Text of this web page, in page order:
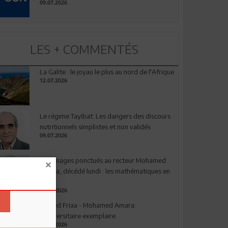
09.07.2026
LES + COMMENTÉS
La Galite : le joyau le plus au nord de l'Afrique
12.07.2026
Le régime Tayibat: Les dangers des discours
nutritionnels simplistes et non validés
09.07.2026
Hommages ponctués au recteur Mohamed
Amara, décédé lundi : les mathématiques en
03.08.2026
Ahmed Friaa - Mohamed Amara:
l’Universitaire exemplaire
04.08.2026